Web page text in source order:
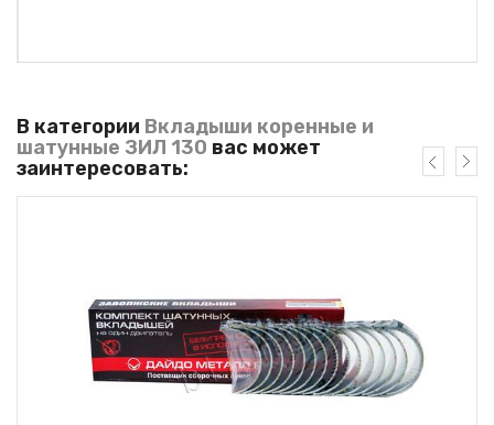
В категории Вкладыши коренные и
шатунные ЗИЛ 130 вас может
заинтересовать: